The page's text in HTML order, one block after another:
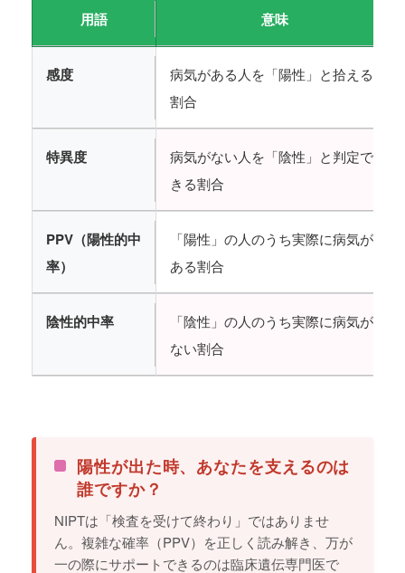
用語 意味
感度
病気がある人を「陽性」と拾える
割合
特異度
病気がない人を「陰性」と判定で
きる割合
PPV（陽性的中
率）
「陽性」の人のうち実際に病気が
ある割合
陰性的中率
「陰性」の人のうち実際に病気が
ない割合
陽性が出た時、あなたを支えるのは
誰ですか？
NIPTは「検査を受けて終わり」ではありませ
ん。複雑な確率（PPV）を正しく読み解き、万が
一の際にサポートできるのは臨床遺伝専門医で